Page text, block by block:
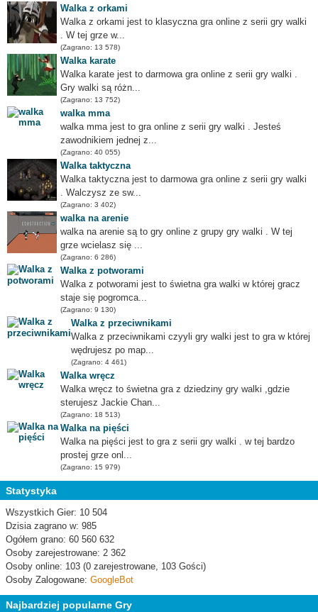
Walka z orkami
Walka z orkami jest to klasyczna gra online z serii gry walki
. W tej grze w...
(Zagrano: 13 578)
Walka karate
Walka karate jest to darmowa gra online z serii gry walki .
Gry walki są różn...
(Zagrano: 13 752)
walka mma
walka mma jest to gra online z serii gry walki . Jesteś
zawodnikiem jednej z...
(Zagrano: 40 055)
Walka taktyczna
Walka taktyczna jest to darmowa gra online z serii gry walki
. Walczysz ze sw...
(Zagrano: 3 402)
walka na arenie
walka na arenie są to gry online z grupy gry walki . W tej
grze wcielasz się ...
(Zagrano: 6 286)
Walka z potworami
Walka z potworami jest to świetna gra walki w której gracz
staje się pogromca...
(Zagrano: 9 130)
Walka z przeciwnikami
Walka z przeciwnikami czyyli gry walki jest to gra w której
wędrujesz po map...
(Zagrano: 4 461)
Walka wręcz
Walka wręcz to świetna gra z dziedziny gry walki ,gdzie
sterujesz Jackie Chan...
(Zagrano: 18 513)
Walka na pięści
Walka na pięści jest to gra z serii gry walki . w tej bardzo
prostej grze onl...
(Zagrano: 15 979)
Statystyka
Wszystkich Gier: 10 504
Dzisia zagrano w: 985
Ogółem grano: 60 560 632
Osoby zarejestrowane: 2 362
Osoby online: 103 (0 zarejestrowane, 103 Gości)
Osoby Zalogowane: GoogleBot
Najbardziej popularne Gry